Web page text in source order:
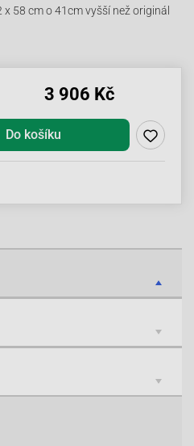
58 cm o 41cm vyšší než originál
3 906 Kč
Do košíku